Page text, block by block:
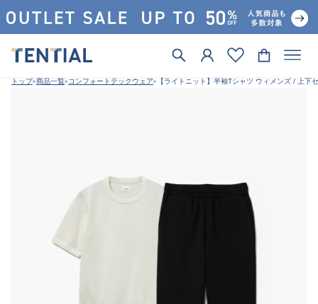
トップ 商品一覧 コンフォートテックウェア 【ライトニット】半袖Tシャツ ウィメンズ / 上